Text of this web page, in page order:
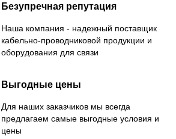
Безупречная репутация
Наша компания - надежный поставщик
кабельно-проводниковой продукции и
оборудования для связи
Выгодные цены
Для наших заказчиков мы всегда
предлагаем самые выгодные условия и
цены